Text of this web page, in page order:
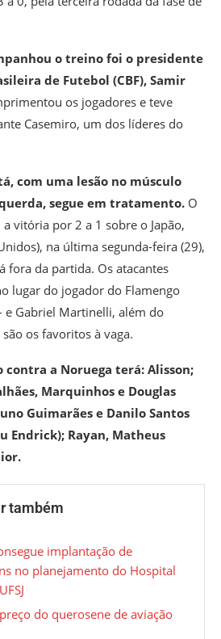
o treino foi o presidente
de Futebol (CBF), Samir
os jogadores e teve
Casemiro, um dos líderes do
com uma lesão no músculo
segue em tratamento. O
vitória por 2 a 1 sobre o Japão,
na última segunda-feira (29),
fora da partida. Os atacantes
lugar do jogador do Flamengo
e Gabriel Martinelli, além do
os favoritos à vaga.
contra a Noruega terá: Alisson;
Marquinhos e Douglas
Guimarães e Danilo Santos
Endrick); Rayan, Matheus
também
implantação de
no planejamento do Hospital
do querosene de aviação